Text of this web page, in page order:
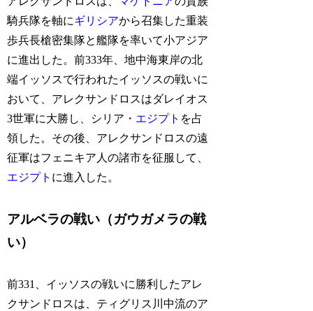
騎兵隊を軸にギリシアから召集した重装
歩兵長槍密集隊と艦隊を率いて小アジア
に進出した。前333年、地中海東岸の北
端イッソスで行われたイッソスの戦いに
おいて、アレクサンドロスはダレイオス
3世軍に大勝し、シリア・ エジプト を占
領した。その後、アレクサンドロスの遠
征軍はフェニキア人の諸市を征服して、
エジプト に進入した。
アルベラの戦い（ガウガメラの戦
い）
前331、イッソスの戦いに勝利したアレ
クサンドロスは、ティグリス川中流のア